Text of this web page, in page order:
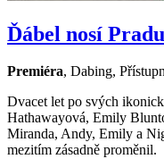
Ďábel nosí
Premiéra, Dabing,
Dvacet let po svých
Hathawayová, Emily
Miranda, Andy, Emily a
mezitím zásadně proměnil.